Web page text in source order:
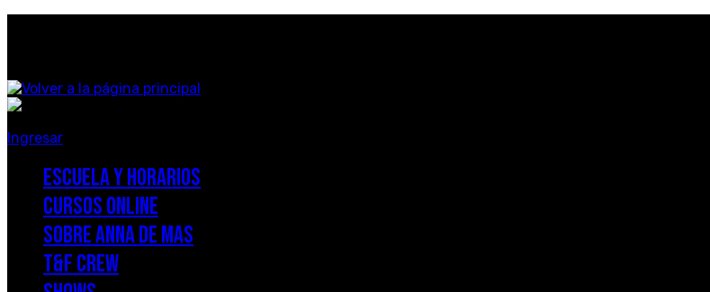
Ingresar
ESCUELA Y HORARIOS
CURSOS ONLINE
SOBRE ANNA DE MAS
T&F CREW